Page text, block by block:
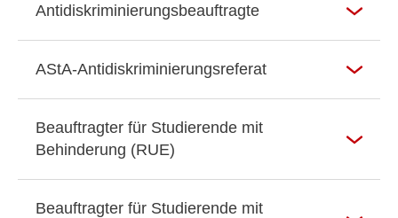
Antidiskriminierungsbeauftragte
AStA-Antidiskriminierungsreferat
Beauftragter für Studierende mit
Behinderung (RUE)
Beauftragter für Studierende mit